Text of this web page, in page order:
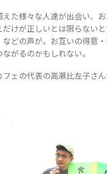
えた様々な人達が出会い、
だけが正しいとは限らない
どの声が。お互いの得意
がるのかもしれない。
フェの代表の高瀬比左子さ